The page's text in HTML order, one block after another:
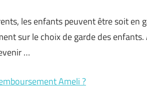
les enfants peuvent être soit en
sur le choix de garde des
…
Ameli ?